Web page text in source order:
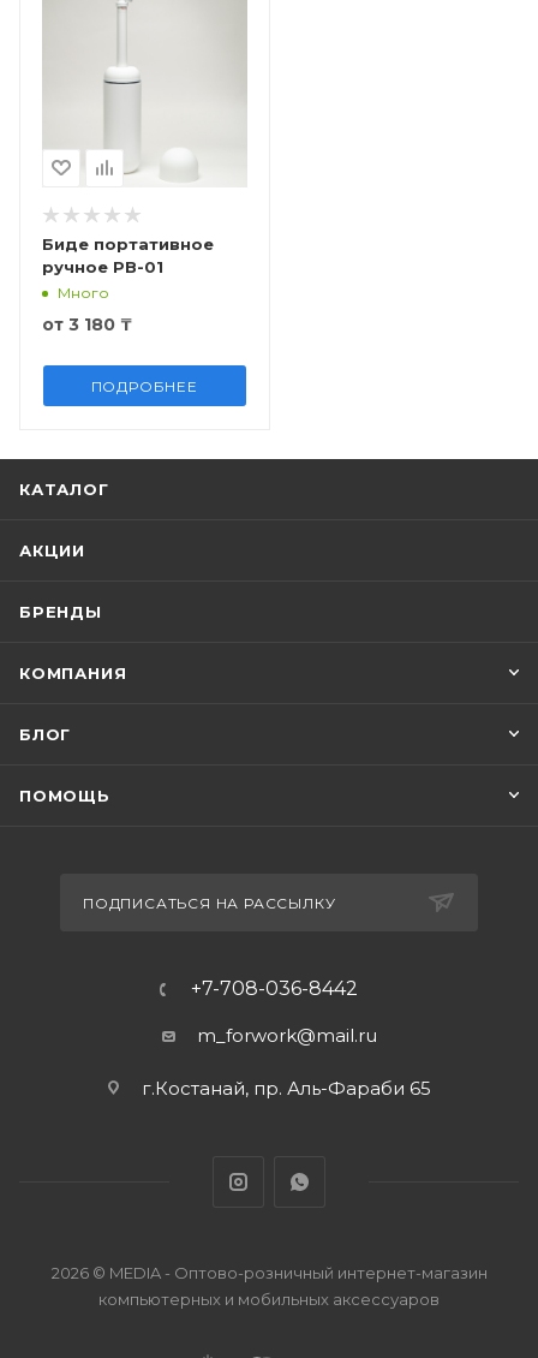
Биде портативное
ручное PB-01
Много
от 3 180 ₸
ПОДРОБНЕЕ
КАТАЛОГ
АКЦИИ
БРЕНДЫ
КОМПАНИЯ
БЛОГ
ПОМОЩЬ
ПОДПИСАТЬСЯ НА РАССЫЛКУ
+7-708-036-8442
m_forwork@mail.ru
г.Костанай, пр. Аль-Фараби 65
2026 © MEDIA - Оптово-розничный интернет-магазин
компьютерных и мобильных аксессуаров